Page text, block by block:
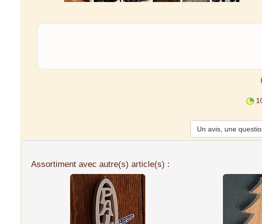
Un avis, une
Assortiment avec autre(s) article(s) :